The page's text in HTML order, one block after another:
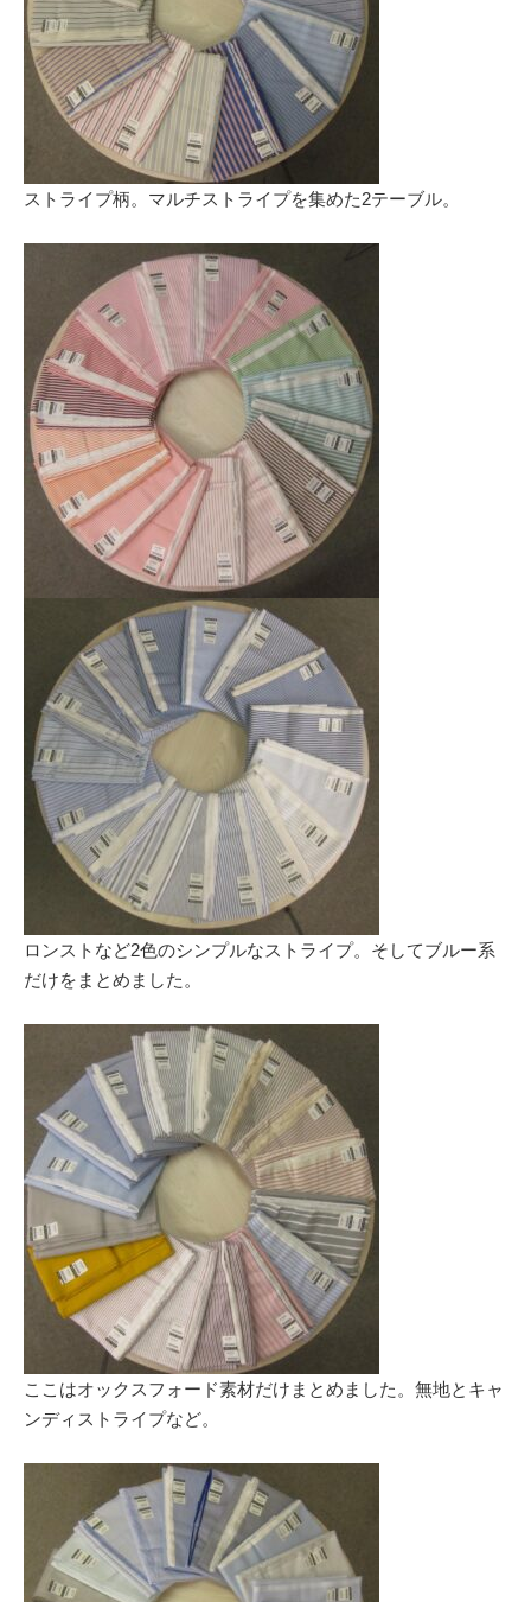
ストライプ柄。マルチストライプを集めた2テーブル。
ロンストなど2色のシンプルなストライプ。そしてブルー系
だけをまとめました。
ここはオックスフォード素材だけまとめました。無地とキャ
ンディストライプなど。